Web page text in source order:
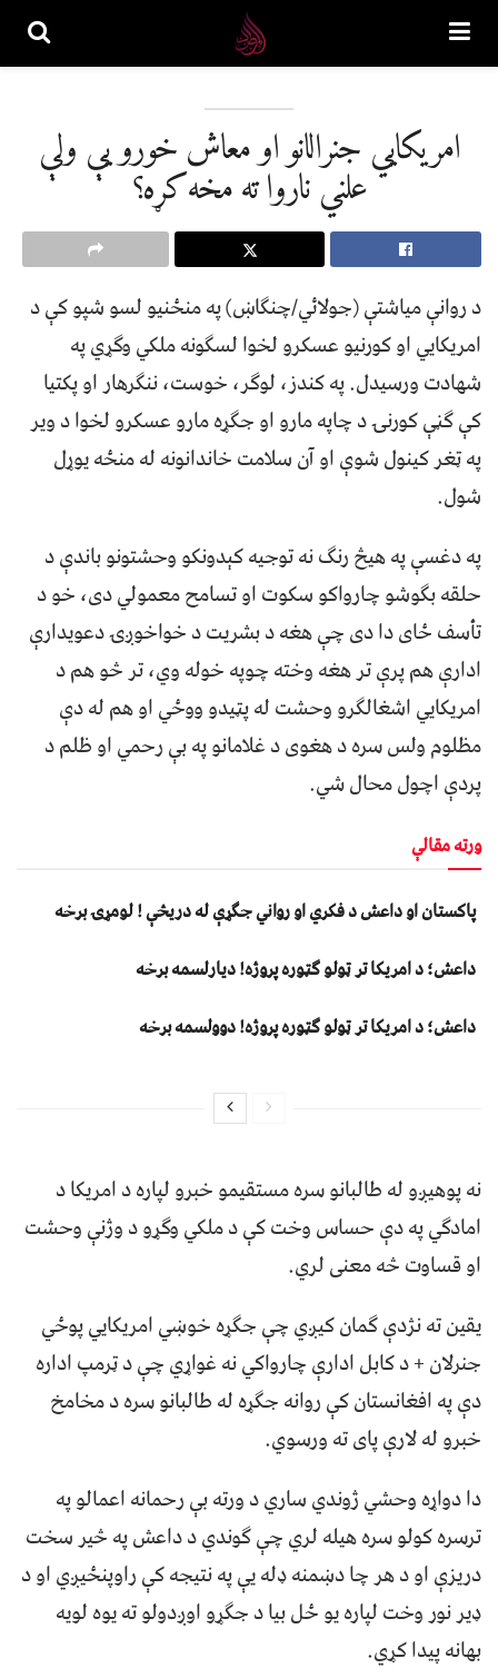
امريکايي جنرالانو او معاش خورو يې ولې
علني ناروا ته مخه کړه؟
د روانې مياشتې (جولائي/چنګاښ) په منځنيو لسو شپو کې د
امريکايي او کورنيو عسکرو لخوا لسګونه ملکي وګړي په
شهادت ورسيدل. په کندز، لوګر، خوست، ننګرهار او پکتيا
کې ګڼې کورنۍ د چاپه مارو او جګړه مارو عسکرو لخوا د وير
په ټغر کينول شوې او آن سلامت خاندانونه له منځه يوړل
شول.
په دغسې په هيڅ رنګ نه توجيه کېدونکو وحشتونو باندې د
حلقه بګوشو چارواکو سکوت او تسامح معمولي دی، خو د
تأسف ځای دا دی چې هغه د بشريت د خواخوږۍ دعويدارې
ادارې هم پرې تر هغه وخته چوپه خوله وي، تر څو هم د
امريکايي اشغالګرو وحشت له پټيدو ووځي او هم له دې
مظلوم ولس سره د هغوی د غلامانو په بې رحمي او ظلم د
پردې اچول محال شي.
ورته مقالې
پاکستان او داعش د فکري او رواني جګړې له دریڅې ! لومړۍ برخه
داعش؛ د امریکا تر ټولو ګټوره پروژه! دیارلسمه برخه
داعش؛ د امریکا تر ټولو ګټوره پروژه! دوولسمه برخه
نه پوهيږو له طالبانو سره مستقيمو خبرو لپاره د امريکا د
امادګي په دې حساس وخت کې د ملکي وګړو د وژنې وحشت
او قساوت څه معنی لري.
يقين ته نژدې ګمان کيږي چې جګړه خوښي امريکايي پوځي
جنرلان + د کابل ادارې چارواکي نه غواړي چې د ټرمپ اداره
دې په افغانستان کې روانه جګړه له طالبانو سره د مخامخ
خبرو له لارې پای ته ورسوي.
دا دواړه وحشي ژوندي ساري د ورته بې رحمانه اعمالو په
ترسره کولو سره هيله لري چې ګوندي د داعش په څير سخت
دريزې او د هر چا دښمنه ډله يې په نتيجه کې راوپنځيږي او د
ډير نور وخت لپاره يو ځل بيا د جګړو اوږدولو ته يوه لويه
بهانه پيدا کړي.